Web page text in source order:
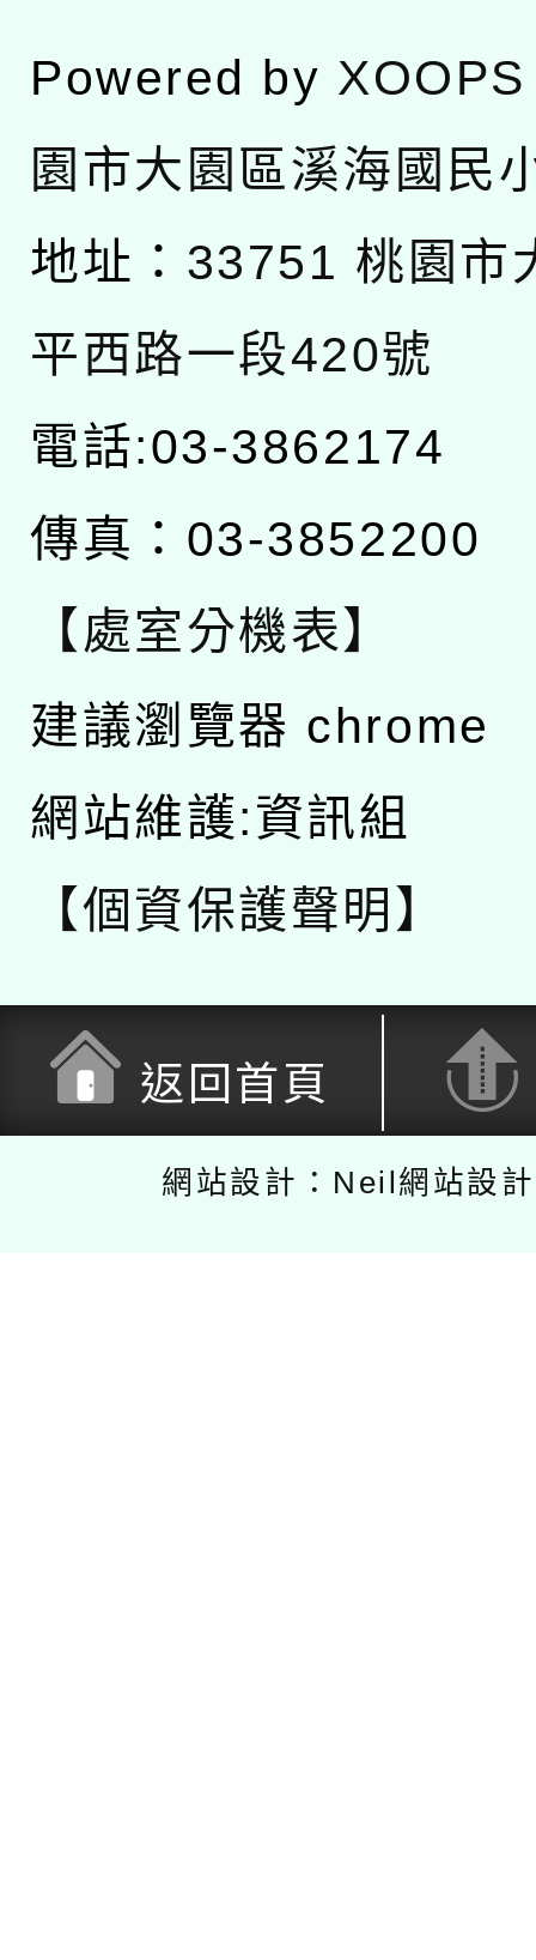
Powered by XOOPS
園市大園區溪海國民
地址： 33751 桃園市
平西路一段420號
電話:03-3862174
傳真：03-3852200
【處室分機表】
建議瀏覽器 chrome
網站維護:資訊組
【個資保護聲明】
返回首頁
網站設計：Neil網站設